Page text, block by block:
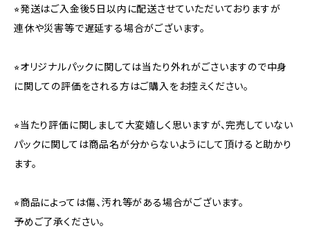
⭐︎発送はご入金後5日以内に配送させていただいておりますが
連休や災害等で遅延する場合がございます。
⭐︎オリジナルパックに関しては当たり外れがごさいますので中身
に関しての評価をされる方はご購入をお控えください。
⭐︎当たり評価に関しまして大変嬉しく思いますが、完売していない
パックに関しては商品名が分からないようにして頂けると助かり
ます。
⭐︎商品によっては傷、汚れ等がある場合がございます。
予めご了承ください。